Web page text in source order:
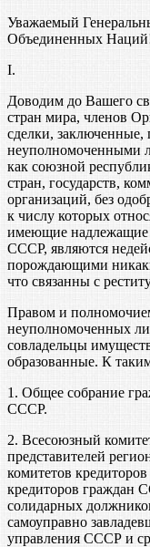
Уважаемый
Объединенных
I.
Доводим до Вашего
стран мира, членов
сделки,
как союзной
стран, государств,
организаций, без
к числу которых
имеющие надлежащие
СССР, являются
порождающими
что связанны с
Правом и
неуполномоченных
совладельцы
образованные. К
1. Общее собрание
СССР.
2. Всесоюзный
представителей
комитетов
кредиторов граждан
солидарных
самоуправно
управления СССР и